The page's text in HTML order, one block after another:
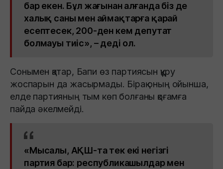
бар екен. Бұл жағынан алғанда біз де
халық саны мен аймақтарға қарай
есептесек, 200-ден кем депутат
болмауы тиіс», – деді ол.
Сонымен қатар, Бапи өз партиясын құру
жоспарын да жасырмады. Бірақ оның ойынша,
елде партияның тым көп болғаны қоғамға
пайда әкелмейді.
«Мысалы, АҚШ-та тек екі негізгі
партия бар: республикашылдар мен